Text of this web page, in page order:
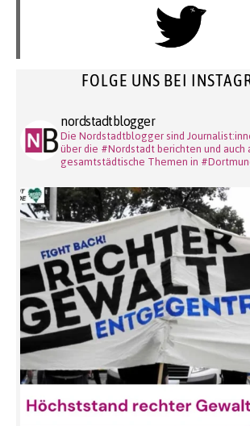
FOLGE UNS BEI
nordstadtblogger
Die Nordstadtblogger sind
über die #Nordstadt berichten und auch
gesamtstädtische Themen in